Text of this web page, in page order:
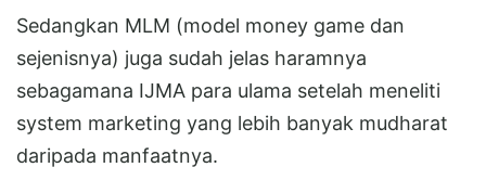
Sedangkan MLM (model money game dan
sejenisnya) juga sudah jelas haramnya
sebagamana IJMA para ulama setelah meneliti
system marketing yang lebih banyak mudharat
daripada manfaatnya.